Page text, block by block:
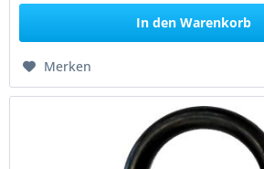
In den Warenkorb
Merken